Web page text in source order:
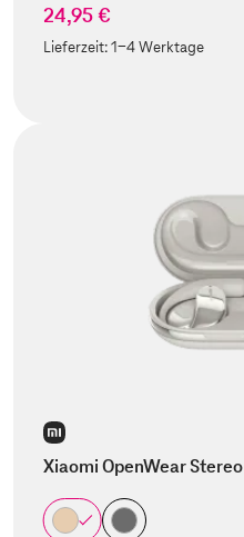
24,95 €
Lieferzeit:1-4 Werktage
Xiaomi OpenWear Stereo